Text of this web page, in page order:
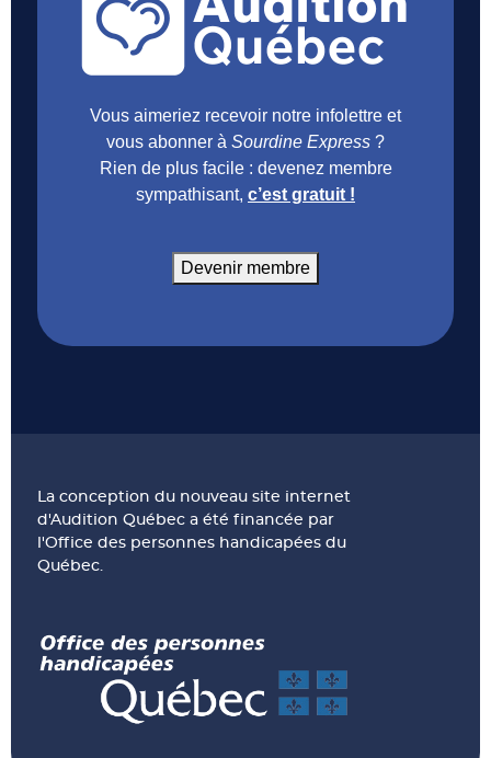
Vous aimeriez recevoir notre infolettre et
vous abonner à Sourdine Express ?
Rien de plus facile : devenez membre
sympathisant, c’est gratuit !
Devenir membre
La conception du nouveau site internet
d'Audition Québec a été financée par
l'Office des personnes handicapées du
Québec.